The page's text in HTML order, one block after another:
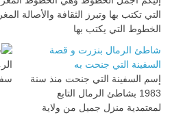
التي تكتب بها وتبرز الثقافة والأصالة
الخطوط التي يكتب بها
شاطئ الرمال بنزرت و قصة
السفينة التي جنحت به
إسم السفينة التي جنحت منذ سنة
1983 بشاطئ الرمال التابع
لمعتمدية منزل جميل من ولاية